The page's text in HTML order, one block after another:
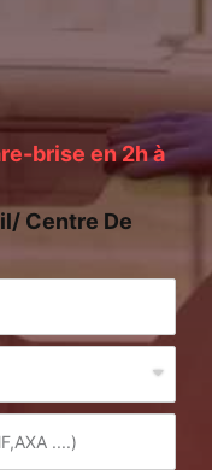
brise en 2h à
Centre De